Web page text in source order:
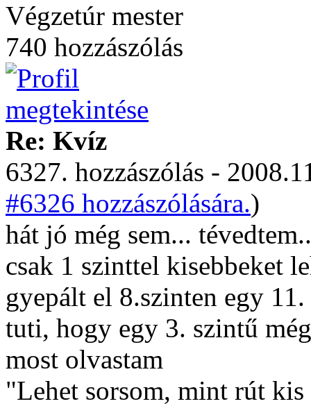
Végzetúr mester
740 hozzászólás
Re: Kvíz
6327. hozzászólás -
#6326 hozzászólására.)
hát jó még sem...
csak 1 szinttel kisebbeket
gyepált el 8.szinten egy
tuti, hogy egy 3. szintű
most olvastam
"Lehet sorsom, mint rút